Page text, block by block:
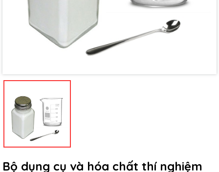
Bộ dụng cụ và hóa chất thí nghiệm